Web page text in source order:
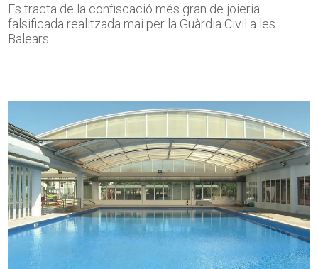
Es tracta de la confiscació més gran de joieria
falsificada realitzada mai per la Guàrdia Civil a les
Balears